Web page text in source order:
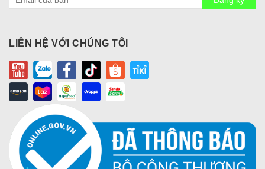
LIÊN HỆ VỚI CHÚNG TÔI